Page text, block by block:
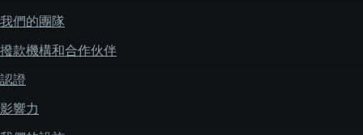
我們的團隊
撥款機構和合作伙伴
認證
影響力